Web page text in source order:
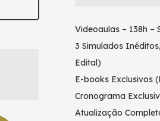
Videoaulas – 138h –
3 Simulados
Edital)
E-books Exclusivos
Cronograma
Atualização